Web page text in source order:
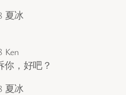
夏冰
Ken
你，好吧？
夏冰